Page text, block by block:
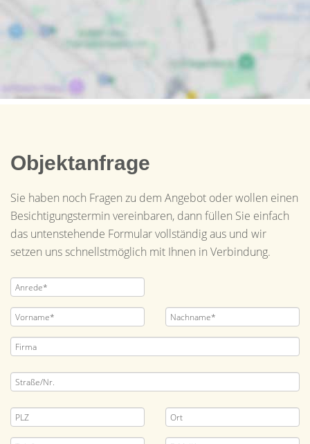
Objektanfrage
Sie haben noch Fragen zu dem Angebot oder wollen einen
Besichtigungstermin vereinbaren, dann füllen Sie einfach
das untenstehende Formular vollständig aus und wir
setzen uns schnellstmöglich mit Ihnen in Verbindung.